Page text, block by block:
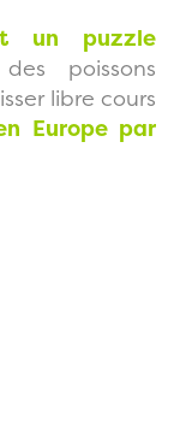
un puzzle
poissons
libre cours
Europe par